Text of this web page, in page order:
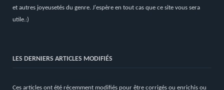
et autres joyeusetés du genre. J'espère en tout cas que ce site vous sera
utile.:)
LES DERNIERS ARTICLES MODIFIÉS
Ces articles ont été récemment modifiés pour être corrigés ou enrichis ou